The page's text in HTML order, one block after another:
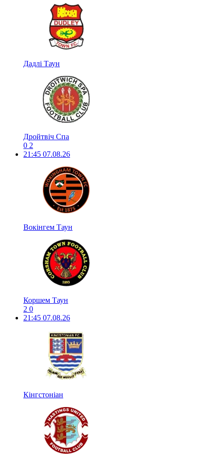
Дадлі Таун
Дройтвіч Спа
0 2
21:45 07.08.26
Вокінгем Таун
Коршем Таун
2 0
21:45 07.08.26
Кінгстоніан